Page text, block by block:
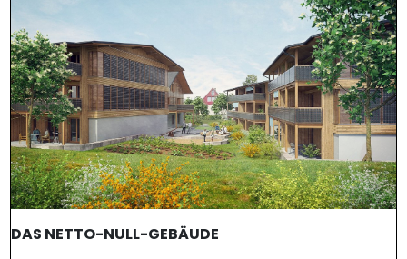
DAS NETTO-NULL-GEBÄUDE